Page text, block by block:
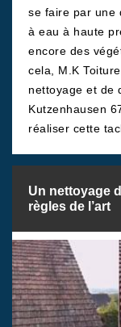
se faire par une
à eau à haute
encore des
cela, M.K
nettoyage et de
Kutzenhausen
réaliser cette
Un nettoyage
règles de l’art